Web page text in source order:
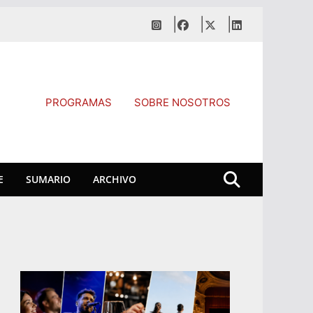
PROGRAMAS SOBRE NOSOTROS
SUMARIO ARCHIVO